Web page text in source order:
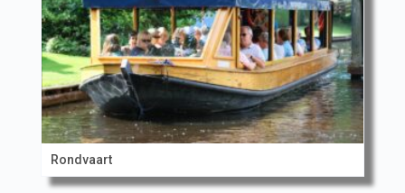
Rondvaart